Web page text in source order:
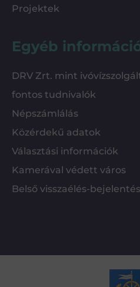
Projektek
Egyéb
DRV Zrt. mint
fontos tudnivalók
Népszámlálás
Közérdekű adatok
Választási információk
Kamerával védett város
Belső visszaélés-